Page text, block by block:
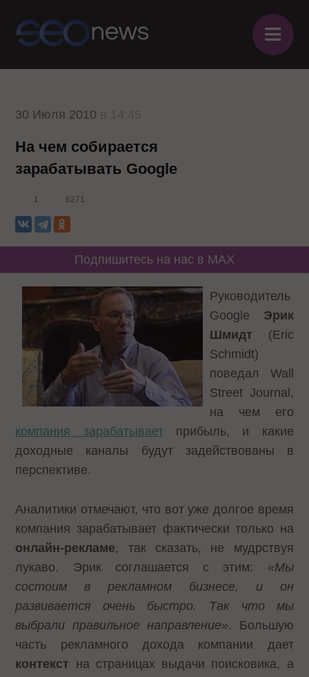
≡
30 Июля 2010
На чем собирается
зарабатывать Google
1 6271
Подпишитесь на нас в MAX
Руководитель
Google Эрик
Шмидт (Eric
Schmidt)
поведал Wall
Street Journal,
на чем его
компания зарабатываетприбыль, и какие
доходные каналы будут задействованы в
перспективе.
Аналитики отмечают, что вот уже долгое время
компания зарабатывает фактически только на
онлайн-рекламе, так сказать, не мудрствуя
лукаво. Эрик соглашается с этим: «Мы
состоим в рекламном бизнесе, и он
развивается очень быстро. Так что мы
выбрали правильное направление». Большую
часть рекламного дохода компании дает
контекст на страницах выдачи поисковика, а